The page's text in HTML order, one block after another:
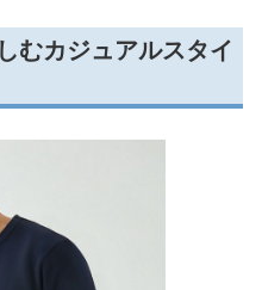
むカジュアルスタイ